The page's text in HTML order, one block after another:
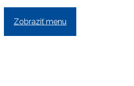
Zobraziť menu